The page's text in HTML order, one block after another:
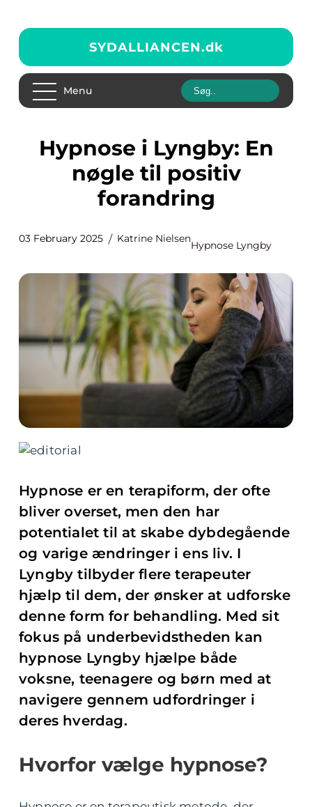
SYDALLIANCEN.dk
Menu
Hypnose i Lyngby: En
nøgle til positiv
forandring
03 February 2025 Katrine Nielsen
Hypnose Lyngby
Hypnose er en terapiform, der ofte
bliver overset, men den har
potentialet til at skabe dybdegående
og varige ændringer i ens liv. I
Lyngby tilbyder flere terapeuter
hjælp til dem, der ønsker at udforske
denne form for behandling. Med sit
fokus på underbevidstheden kan
hypnose Lyngby hjælpe både
voksne, teenagere og børn med at
navigere gennem udfordringer i
deres hverdag.
Hvorfor vælge hypnose?